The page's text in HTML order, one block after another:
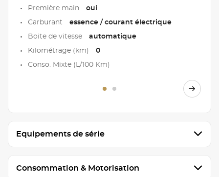
Première main oui
Carburant essence / courant électrique
Boite de vitesse automatique
Kilométrage (km) 0
Conso. Mixte (L/100 Km)
Equipements de série
Consommation & Motorisation